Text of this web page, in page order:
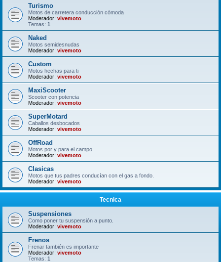
Turismo
Motos de carretera conducción cómoda
Moderador: vivemoto
Temas: 1
Naked
Motos semidesnudas
Moderador: vivemoto
Custom
Motos hechas para ti
Moderador: vivemoto
MaxiScooter
Scooter con potencia
Moderador: vivemoto
SuperMotard
Caballos desbocados
Moderador: vivemoto
OffRoad
Motos por y para el campo
Moderador: vivemoto
Clasicas
Motos que tus padres conducían con el gas a fondo.
Moderador: vivemoto
Tecnica
Suspensiones
Como poner tu suspensión a punto.
Moderador: vivemoto
Frenos
Frenar también es importante
Moderador: vivemoto
Temas: 1